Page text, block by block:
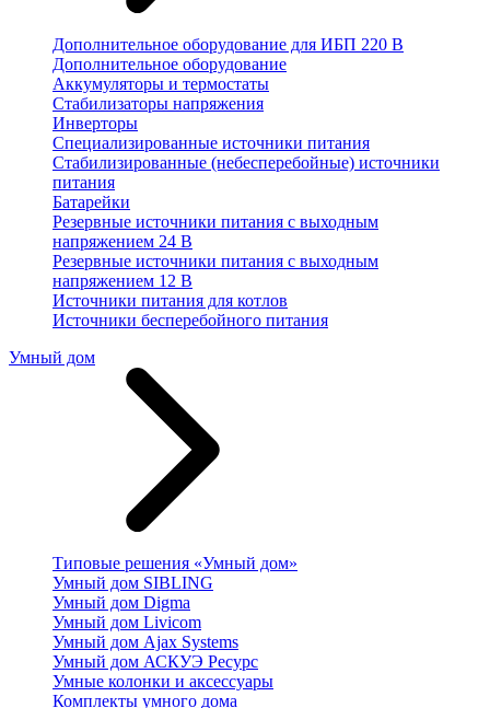
Дополнительное оборудование для ИБП 220 В
Дополнительное оборудование
Аккумуляторы и термостаты
Стабилизаторы напряжения
Инверторы
Специализированные источники питания
Стабилизированные (небесперебойные) источники
питания
Батарейки
Резервные источники питания с выходным
напряжением 24 В
Резервные источники питания с выходным
напряжением 12 В
Источники питания для котлов
Источники бесперебойного питания
Умный дом
Типовые решения «Умный дом»
Умный дом SIBLING
Умный дом Digma
Умный дом Livicom
Умный дом Ajax Systems
Умный дом АСКУЭ Ресурс
Умные колонки и аксессуары
Комплекты умного дома